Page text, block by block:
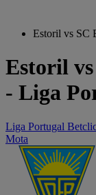
Estoril vs SC
Estoril
- Liga
Liga Portugal
Mota